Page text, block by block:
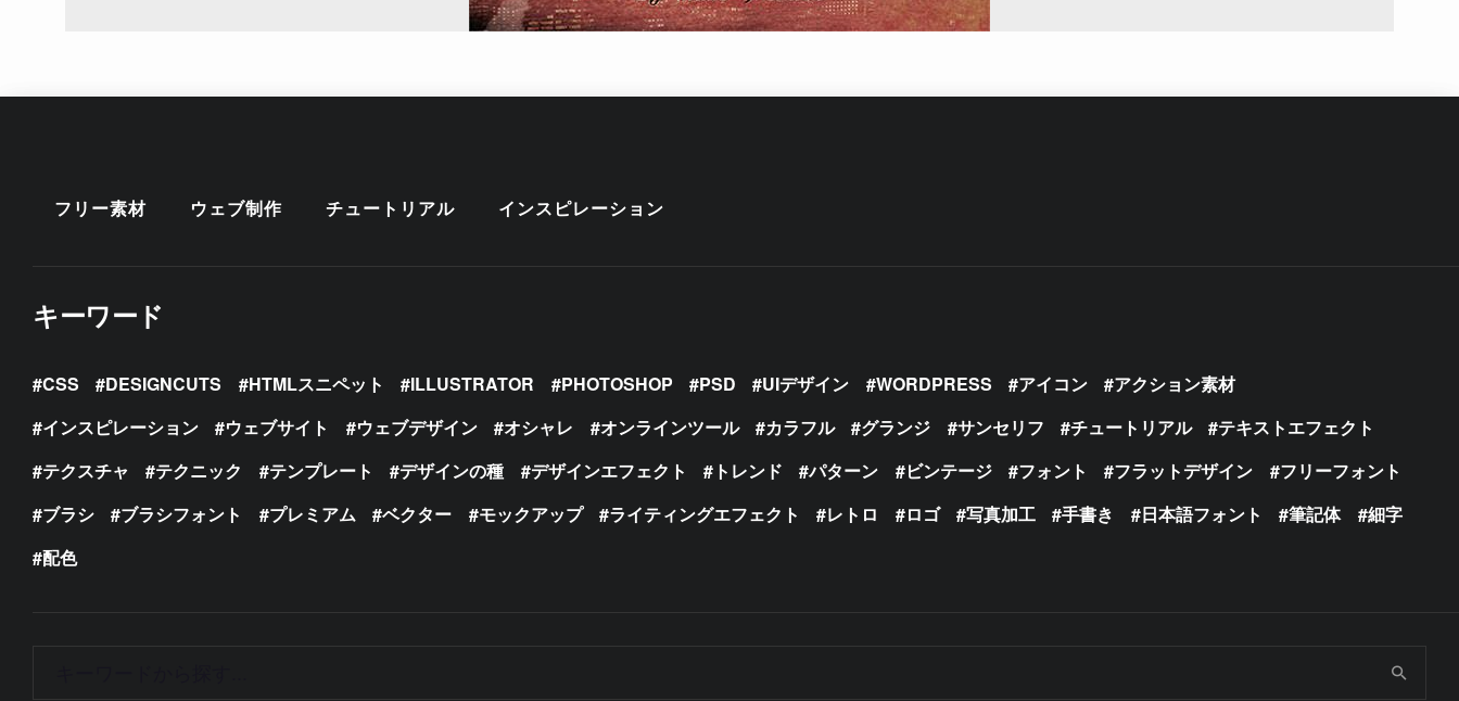
フリー素材 ウェブ制作 チュートリアル インスピレーション
キーワード
CSS DESIGNCUTS HTMLスニペット ILLUSTRATOR PHOTOSHOP PSD UIデザイン WORDPRESS アイコン
アクション素材
インスピレーション
ウェブサイト ウェブデザイン オシャレ オンラインツール カラフル グランジ サンセリフ チュートリアル
テキストエフェクト
テクスチャ
テクニック テンプレート デザインの種 デザインエフェクト トレンド パターン ビンテージ フォント フラットデザイン
フリーフォント
ブラシ
ブラシフォント プレミアム ベクター モックアップ ライティングエフェクト レトロ ロゴ 写真加工 手書き 日本語フォント 筆記体
細字
配色